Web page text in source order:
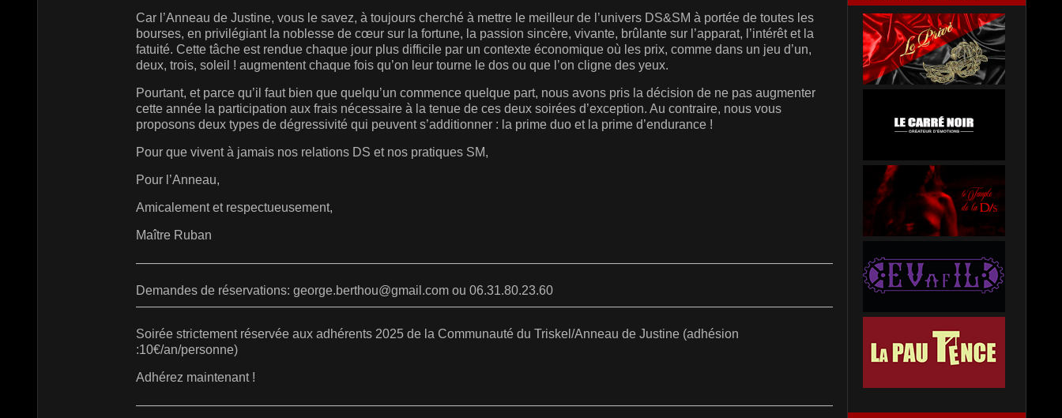
Car l’Anneau de Justine, vous le savez, à toujours cherché à mettre le meilleur de l’univers DS&SM à portée de toutes les
bourses, en privilégiant la noblesse de cœur sur la fortune, la passion sincère, vivante, brûlante sur l’apparat, l’intérêt et la
fatuité. Cette tâche est rendue chaque jour plus difficile par un contexte économique où les prix, comme dans un jeu d’un,
deux, trois, soleil ! augmentent chaque fois qu’on leur tourne le dos ou que l’on cligne des yeux.
Pourtant, et parce qu’il faut bien que quelqu’un commence quelque part, nous avons pris la décision de ne pas augmenter
cette année la participation aux frais nécessaire à la tenue de ces deux soirées d’exception. Au contraire, nous vous
proposons deux types de dégressivité qui peuvent s’additionner : la prime duo et la prime d’endurance !
Pour que vivent à jamais nos relations DS et nos pratiques SM,
Pour l’Anneau,
Amicalement et respectueusement,
Maître Ruban
————————————————————————————————————————————————————————————————
Demandes de réservations: george.berthou@gmail.com ou 06.31.80.23.60
————————————————————————————————————————————————————————————————
Soirée strictement réservée aux adhérents 2025 de la Communauté du Triskel/Anneau de Justine (adhésion
:10€/an/personne)
Adhérez maintenant !
————————————————————————————————————————————————————————————————